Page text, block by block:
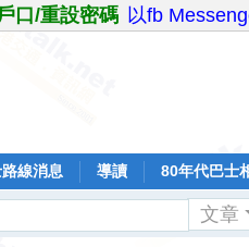
口/重設密碼 以fb
路線消息 導讀 80年代巴士
文章